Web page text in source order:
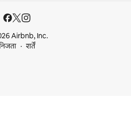
Airbnb, Inc.
शर्तें